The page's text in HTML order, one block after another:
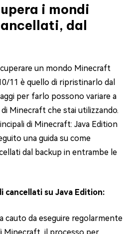
i mondi
dal
un mondo Minecraft
11 è quello di ripristinarlo dal
per farlo possono variare a
Minecraft che stai utilizzando.
di Minecraft: Java Edition
una guida su come
dal backup in entrambe le
cancellati su Java Edition:
cauto da eseguire regolarmente